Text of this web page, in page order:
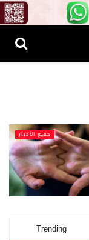
جميع الأخبار
Trending